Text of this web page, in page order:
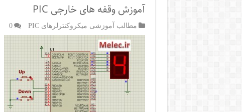
آموزش وقفه های خارجی PIC
مطالب آموزشی میکروکنترلرهای PIC 0